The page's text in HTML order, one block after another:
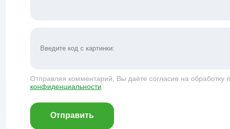
Отправляя комментарий, Вы даёте согласие на
конфиденциальности
Отправить